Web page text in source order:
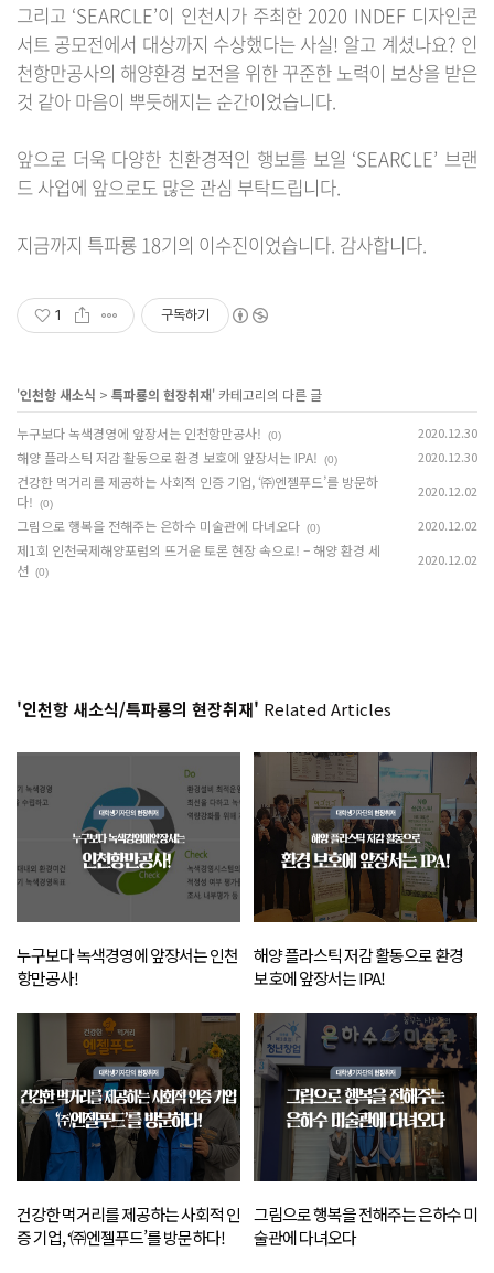
그리고 ‘SEARCLE’이 인천시가 주최한 2020 INDEF 디자인콘
서트 공모전에서 대상까지 수상했다는 사실! 알고 계셨나요? 인
천항만공사의 해양환경 보전을 위한 꾸준한 노력이 보상을 받은
것 같아 마음이 뿌듯해지는 순간이었습니다.
앞으로 더욱 다양한 친환경적인 행보를 보일 ‘SEARCLE’ 브랜
드 사업에 앞으로도 많은 관심 부탁드립니다.
지금까지 특파룡 18기의 이수진이었습니다. 감사합니다.
1 구독하기
'인천항 새소식 > 특파룡의 현장취재' 카테고리의 다른 글
누구보다 녹색경영에 앞장서는 인천항만공사! (0) 2020.12.30
해양 플라스틱 저감 활동으로 환경 보호에 앞장서는 IPA! (0) 2020.12.30
건강한 먹거리를 제공하는 사회적 인증 기업, ‘㈜엔젤푸드’를 방문하
다!
(0)
2020.12.02
그림으로 행복을 전해주는 은하수 미술관에 다녀오다 (0) 2020.12.02
제1회 인천국제해양포럼의 뜨거운 토론 현장 속으로! – 해양 환경 세
션 (0)
2020.12.02
'인천항 새소식/특파룡의 현장취재' Related Articles
누구보다 녹색경영에 앞장서는 인천
항만공사!
해양 플라스틱 저감 활동으로 환경
보호에 앞장서는 IPA!
건강한 먹거리를 제공하는 사회적 인
증 기업, ‘㈜엔젤푸드’를 방문하다!
그림으로 행복을 전해주는 은하수 미
술관에 다녀오다